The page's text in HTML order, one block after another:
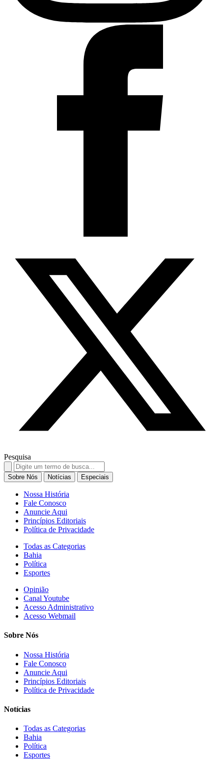
Pesquisa
Search
for:
Sobre Nós Notícias Especiais
Nossa História
Fale Conosco
Anuncie Aqui
Princípios Editoriais
Política de Privacidade
Todas as Categorias
Bahia
Política
Esportes
Opinião
Canal Youtube
Acesso Administrativo
Acesso Webmail
Sobre Nós
Nossa História
Fale Conosco
Anuncie Aqui
Princípios Editoriais
Política de Privacidade
Notícias
Todas as Categorias
Bahia
Política
Esportes